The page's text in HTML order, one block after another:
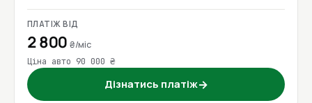
ПЛАТІЖ ВІД
2 800₴/міс
Ціна авто 90 000 ₴
Дізнатись платіж→